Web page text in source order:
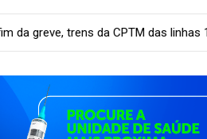
da CPTM das linhas 11, 12 e 13